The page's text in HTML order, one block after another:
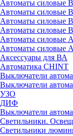
Автоматы силовые
Автоматы силовые
Автоматы силовые
Автоматы силовые
Автоматы силовые
Автоматы силовые
Аксессуары для ВА
Автоматика CHINT
Выключатели
Выключатели
УЗО
ДИФ
Выключатели
Светильники.
Светильники